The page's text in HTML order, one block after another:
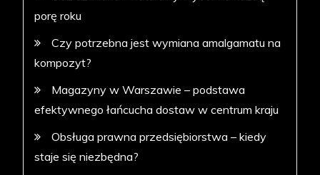
porę roku
Czy potrzebna jest wymiana amalgamatu na
kompozyt?
Magazyny w Warszawie – podstawa
efektywnego łańcucha dostaw w centrum kraju
Obsługa prawna przedsiębiorstwa – kiedy
staje się niezbędna?